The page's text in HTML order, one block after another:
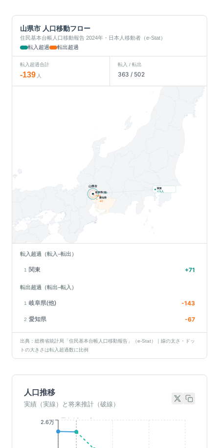
山県市 人口移動フロー
住民基本台帳人口移動報告 2024年・日本人移動者（e-Stat）
転入超過
転出超過
転入超過合計
-139 人
転入 / 転出
363 / 502
愛知県
-67
岐阜県(他)
-143
山県市
関東
+71 人
転入超過（転入−転出）
1 関東 +71
転出超過（転出−転入）
1 岐阜県(他) -143
2 愛知県 -67
出典：総務省統計局「住民基本台帳人口移動報告」（e-Stat）｜線の太さ・ドッ
トの大きさは転入超過数に比例
人口推移
実績（実線）と将来推計（破線）
2.6万